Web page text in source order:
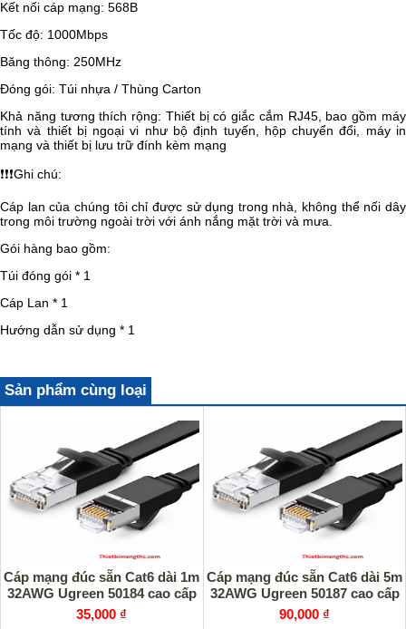
Kết nối cáp mạng: 568B
Tốc độ: 1000Mbps
Băng thông: 250MHz
Đóng gói: Túi nhựa / Thùng Carton
Khả năng tương thích rộng: Thiết bị có giắc cắm RJ45, bao gồm máy
tính và thiết bị ngoại vi như bộ định tuyến, hộp chuyển đổi, máy in
mạng và thiết bị lưu trữ đính kèm mạng
❗❗❗Ghi chú:
Cáp lan của chúng tôi chỉ được sử dụng trong nhà, không thể nối dây
trong môi trường ngoài trời với ánh nắng mặt trời và mưa.
Gói hàng bao gồm:
Túi đóng gói * 1
Cáp Lan * 1
Hướng dẫn sử dụng * 1
Sản phẩm cùng loại
Cáp mạng đúc sẵn Cat6 dài 1m
32AWG Ugreen 50184 cao cấp
35,000 ₫
Cáp mạng đúc sẵn Cat6 dài 5m
32AWG Ugreen 50187 cao cấp
90,000 ₫